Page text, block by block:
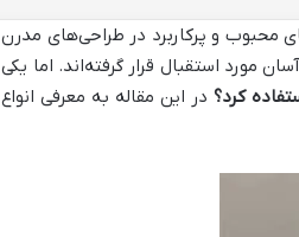
محبوب و پرکاربرد در طراحی‌های مدرن
استقبال قرار گرفته‌اند. اما یکی
کرد؟در این مقاله به معرفی انواع